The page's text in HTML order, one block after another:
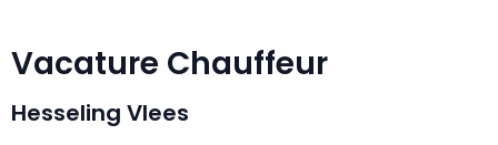
Vacature Chauffeur
Hesseling Vlees